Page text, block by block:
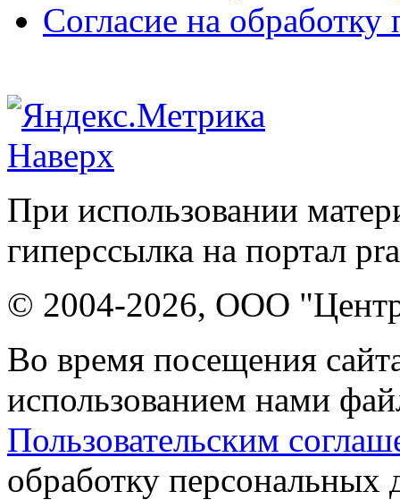
Согласие на
Наверх
При использовании
гиперссылка на портал
© 2004-2026, ООО "Центр
Во время посещения
использованием нами
Пользовательским
обработку персональных